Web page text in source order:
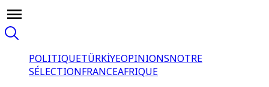
POLITIQUETÜRKİYEOPINIONSNOTRE
SÉLECTIONFRANCEAFRIQUE